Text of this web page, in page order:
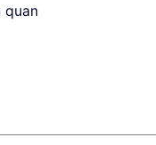
quan